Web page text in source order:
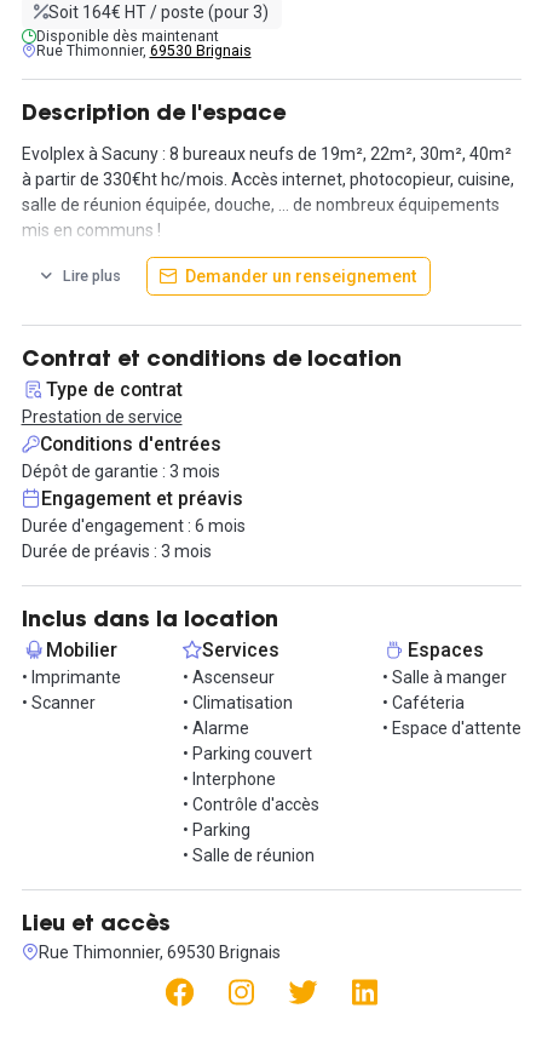
Soit 164€ HT / poste (pour 3)
Disponible dès maintenant
Rue Thimonnier, 69530 Brignais
Description de l'espace
Evolplex à Sacuny : 8 bureaux neufs de 19m², 22m², 30m², 40m²
à partir de 330€ht hc/mois. Accès internet, photocopieur, cuisine,
salle de réunion équipée, douche, ... de nombreux équipements
mis en communs !
Pool de places de parking réservées Evolplex.
Lire plus Demander un renseignement
Contrat et conditions de location
Type de contrat
Prestation de service
Conditions d'entrées
Dépôt de garantie : 3 mois
Engagement et préavis
Durée d'engagement : 6 mois
Durée de préavis : 3 mois
Inclus dans la location
Mobilier
• Imprimante
• Scanner
Services
• Ascenseur
• Climatisation
• Alarme
• Parking couvert
• Interphone
• Contrôle d'accès
• Parking
• Salle de réunion
Espaces
• Salle à manger
• Caféteria
• Espace d'attente
Lieu et accès
Rue Thimonnier, 69530 Brignais